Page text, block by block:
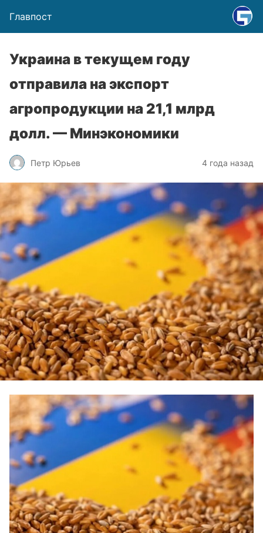
Главпост
Украина в текущем году
отправила на экспорт
агропродукции на 21,1 млрд
долл. — Минэкономики
Петр Юрьев 4 года назад